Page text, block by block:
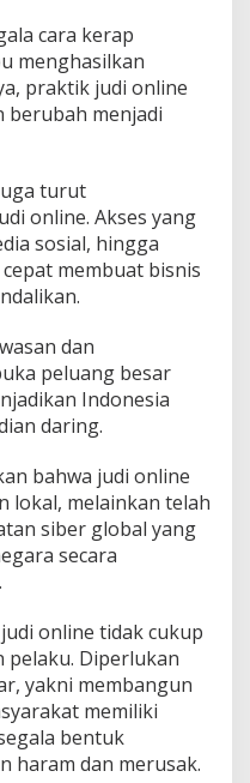
cara kerap
menghasilkan
praktik judi online
menjadi
turut
online. Akses yang
sosial, hingga
membuat bisnis
dan
peluang besar
Indonesia
daring.
bahwa judi online
lokal, melainkan telah
siber global yang
secara
online tidak cukup
pelaku. Diperlukan
yakni membangun
memiliki
bentuk
haram dan merusak.